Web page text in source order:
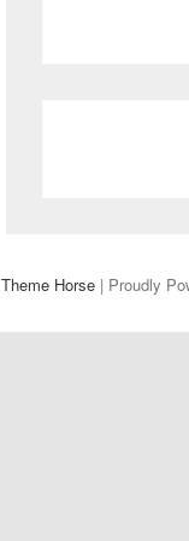
Theme Horse | Proudly